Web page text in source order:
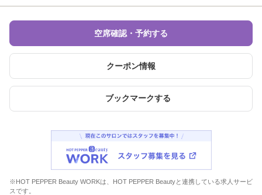
空席確認・予約する
クーポン情報
ブックマークする
※HOT PEPPER Beauty WORKは、HOT PEPPER Beautyと連携している求人サービ
スです。